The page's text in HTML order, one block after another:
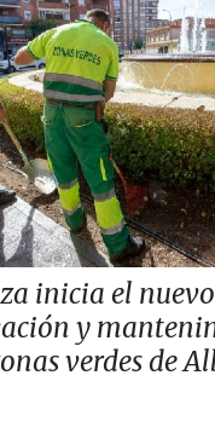
inicia el
y
verdes de